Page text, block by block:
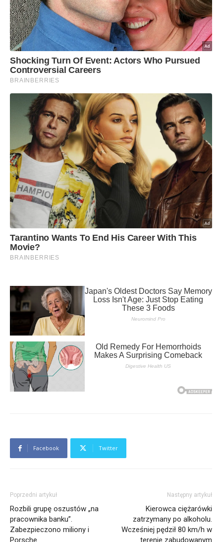
Facebook Twitter
Poprzedni artykuł
Rozbili grupę oszustów „na
pracownika banku”.
Zabezpieczono miliony i
Porsche
Następny artykuł
Kierowca ciężarówki
zatrzymany po alkoholu.
Wcześniej pędził 80 km/h w
terenie zabudowanym